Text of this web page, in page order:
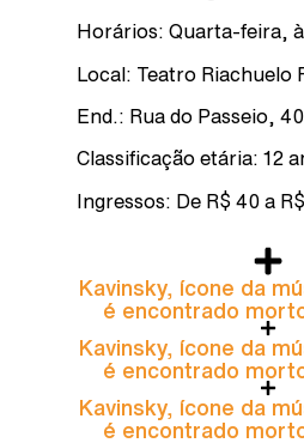
Horários: Quarta-feira,
Local: Teatro Riachuelo
End.: Rua do Passeio,
Classificação etária: 12
Ingressos: De R$ 40 a
Kavinsky, ícone da
é encontrado
Kavinsky, ícone da
é encontrado
Kavinsky, ícone da
é encontrado